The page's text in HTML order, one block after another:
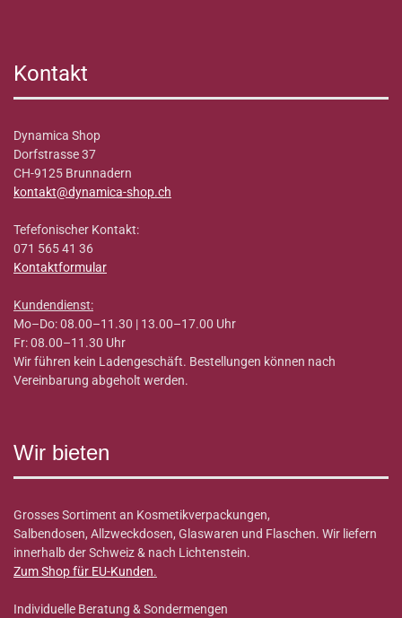
Kontakt
Dynamica Shop
Dorfstrasse 37
CH-9125 Brunnadern
kontakt@dynamica-shop.ch
Tefefonischer Kontakt:
071 565 41 36
Kontaktformular
Kundendienst:
Mo–Do: 08.00–11.30 | 13.00–17.00 Uhr
Fr: 08.00–11.30 Uhr
Wir führen kein Ladengeschäft. Bestellungen können nach
Vereinbarung abgeholt werden.
Wir bieten
Grosses Sortiment an Kosmetikverpackungen,
Salbendosen, Allzweckdosen, Glaswaren und Flaschen. Wir liefern
innerhalb der Schweiz & nach Lichtenstein.
Zum Shop für EU-Kunden.
Individuelle Beratung & Sondermengen